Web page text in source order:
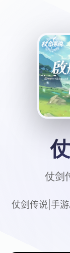
仗剑
仗剑传说|手